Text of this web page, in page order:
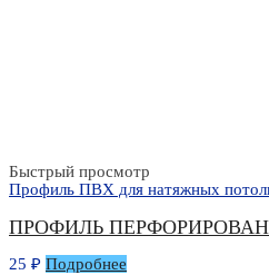
Быстрый просмотр
Профиль ПВХ для натяжных
ПРОФИЛЬ
25 ₽ Подробнее